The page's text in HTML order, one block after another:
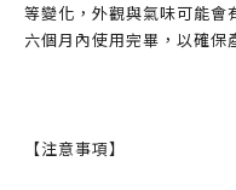
等變化，外觀與氣味可能會
六個月內使用完畢，以確保
【注意事項】